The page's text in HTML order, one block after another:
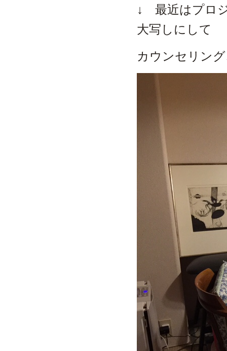
↓ 最近はプロ
大写しにして
カウンセリン